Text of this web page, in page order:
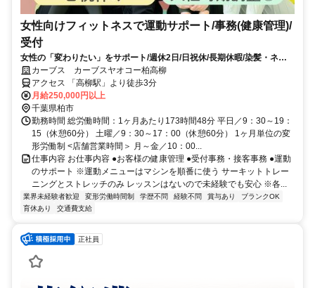
女性向けフィットネスで運動サポート/事務(健康管理)/
受付
女性の「変わりたい」をサポート/週休2日/日祝休/長期休暇/染髪・ネイ
ルOK※規定内
カーブス カーブスヤオコー柏高柳
アクセス 「高柳駅」より徒歩3分
月給250,000円以上
千葉県柏市
勤務時間 総労働時間：1ヶ月あたり173時間48分 平日／9：30～19：
15（休憩60分） 土曜／9：30～17：00（休憩60分） 1ヶ月単位の変
形労働制 <店舗営業時間＞ 月～金／10：00...
仕事内容 お仕事内容 ●お客様の健康管理 ●受付事務・接客事務 ●運動
のサポート ※運動メニューはマシンを順番に使う サーキットトレー
ニングとストレッチのみ レッスンはないので未経験でも安心 ※各...
業界未経験者歓迎 変形労働時間制 学歴不問 経験不問 賞与あり
ブランクOK
育休あり
交通費支給
正社員